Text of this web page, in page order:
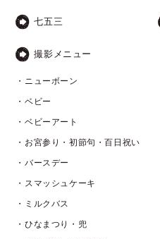
七五三
撮影メニュー
・ニューボーン
・ベビー
・ベビーアート
・お宮参り・初節句・百日祝い
・バースデー
・スマッシュケーキ
・ミルクバス
・ひなまつり・兜